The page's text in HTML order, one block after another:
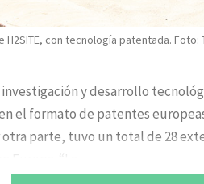
con tecnología patentada. Foto:
y desarrollo
el formato de patentes
otra parte, tuvo un total de 28